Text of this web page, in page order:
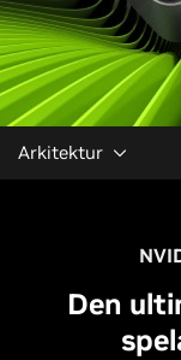
Arkitektur
Den